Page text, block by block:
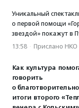
Уникальный
о первой помощи
звездой» покажут в
13:58 · Прислано НКО
Как культура
говорить
о
итоги второго